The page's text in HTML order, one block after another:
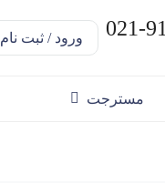
021- ورود / ثبت نام
مسترجت